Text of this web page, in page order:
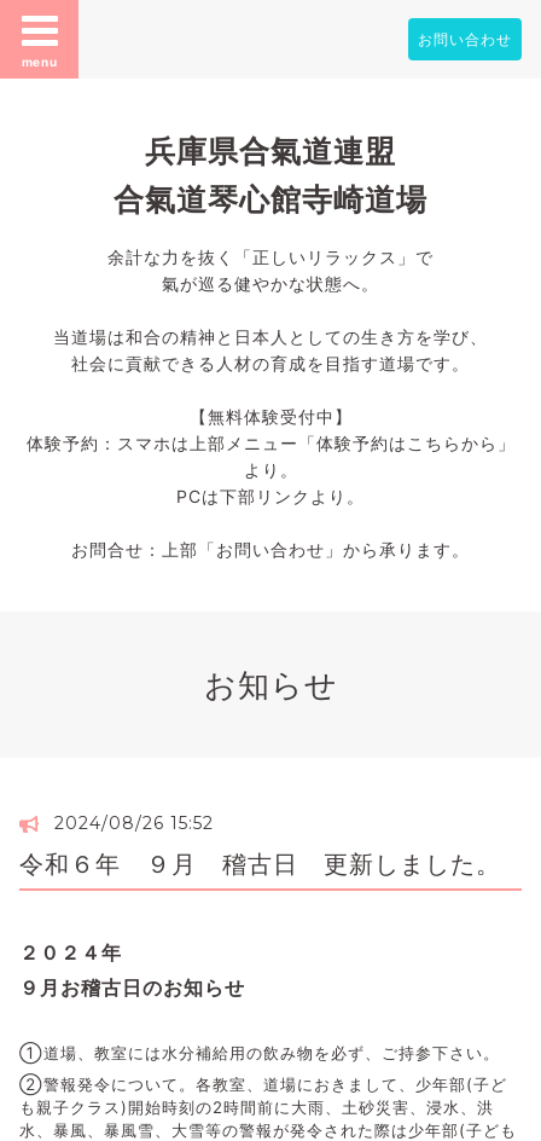
menu
お問い合わせ
兵庫県合氣道連盟
合氣道琴心館寺崎道場
余計な力を抜く「正しいリラックス」で
氣が巡る健やかな状態へ。
当道場は和合の精神と日本人としての生き方を学び、
社会に貢献できる人材の育成を目指す道場です。
【無料体験受付中】
体験予約：スマホは上部メニュー「体験予約はこちらから」
より。
PCは下部リンクより。
お問合せ：上部「お問い合わせ」から承ります。
お知らせ
2024/08/26 15:52
令和６年 ９月 稽古日 更新しました。
２０２４年
９月お稽古日のお知らせ
①道場、教室には水分補給用の飲み物を必ず、ご持参下さい。
②警報発令について。各教室、道場におきまして、少年部(子ど
も親子クラス)開始時刻の2時間前に大雨、土砂災害、浸水、洪
水、暴風、暴風雪、大雪等の警報が発令された際は少年部(子ども